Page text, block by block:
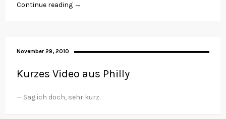
Continue reading →
November 29, 2010
Kurzes Video aus Philly
— Sag ich doch, sehr kurz.